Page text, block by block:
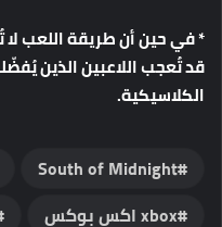
*فيحينأنطريقةاللعبلا
قدتُعجباللاعبينالذين
الكلاسيكية.
South of Midnight
xbox اكس بوكس